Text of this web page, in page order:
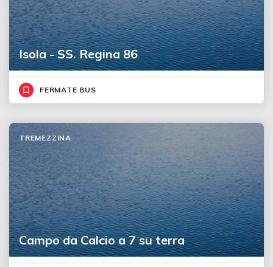
Isola - SS. Regina 86
FERMATE BUS
Campo da Calcio a 7 su terra
TREMEZZINA